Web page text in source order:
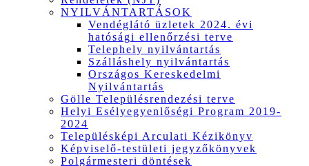
NYILVÁNTARTÁSOK
Vendéglátó üzletek 2024. évi
hatósági ellenőrzési terve
Telephely nyilvántartás
Szálláshely nyilvántartás
Országos Kereskedelmi
Nyilvántartás
Gölle Településrendezési terve
Helyi Esélyegyenlőségi Program 2019-
2024
Településképi Arculati Kézikönyv
Képviselő-testületi jegyzőkönyvek
Polgármesteri döntések